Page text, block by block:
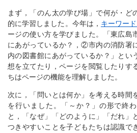
まず，「のん太の学び場」で何が・ど
的に学習しました。今年は， キーワード
ージの使い方を学びました。「東広
にあがっているか？，②市内の消防署
内の図書館にあがっているか？」とい
想を立てたり，ページを閲覧したりす
ちはページの機能を理解しました。
次に，「問いとは何か」を考える時間
を行いました。「～か？」の形で終
と，「なぜ」「どのように」「だれ」
つきやすいことを子どもたちは認識で